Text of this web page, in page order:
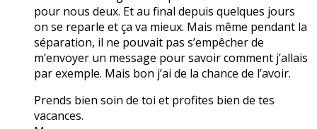
pour nous deux. Et au final depuis quelques jours
on se reparle et ça va mieux. Mais même pendant la
séparation, il ne pouvait pas s’empêcher de
m’envoyer un message pour savoir comment j’allais
par exemple. Mais bon j’ai de la chance de l’avoir.
Prends bien soin de toi et profites bien de tes
vacances.